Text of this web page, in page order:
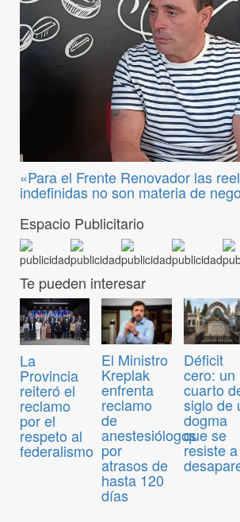
«Para el Frente Renovador las
indefinidas no son materia de
Espacio Publicitario
Te pueden interesar
La
Provincia
reiteró el
reclamo
por el
respeto al
federalismo
El Ministro
Kreplak
enfrenta
reclamo
de
anestesiólogos
por
atrasos de
hasta 120
días
Déficit
cero: un
cuarto
siglo de
dogma
que se
resiste a